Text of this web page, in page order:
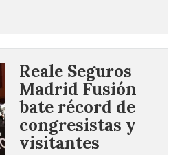
Reale Seguros
Madrid Fusión
bate récord de
congresistas y
visitantes